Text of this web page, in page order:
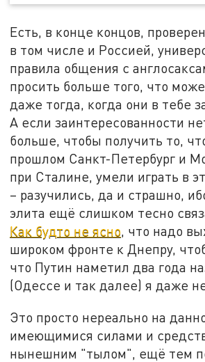
Есть, в конце концов,
в том числе и Россией,
правила общения с
просить больше того, что
даже тогда, когда они в тебе
А если заинтересованности
больше, чтобы получить то,
прошлом Санкт-Петербург и
при Сталине, умели играть в
– разучились, да и страшно,
элита ещё слишком тесно
Как будто не ясно, что надо
широком фронте к Днепру,
что Путин наметил два года
(Одессе и так далее) я даже
Это просто нереально на
имеющимися силами и
нынешним "тылом", ещё тем